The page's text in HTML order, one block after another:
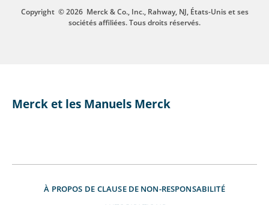
Copyright © 2026 Merck & Co., Inc., Rahway, NJ, États-Unis et ses
sociétés affiliées. Tous droits réservés.
Merck et les Manuels Merck
À PROPOS DE CLAUSE DE NON-RESPONSABILITÉ